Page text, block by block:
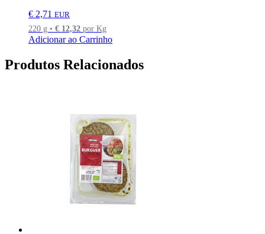
€ 2,71 EUR
220 g • € 12,32 por Kg
Adicionar ao Carrinho
Produtos Relacionados